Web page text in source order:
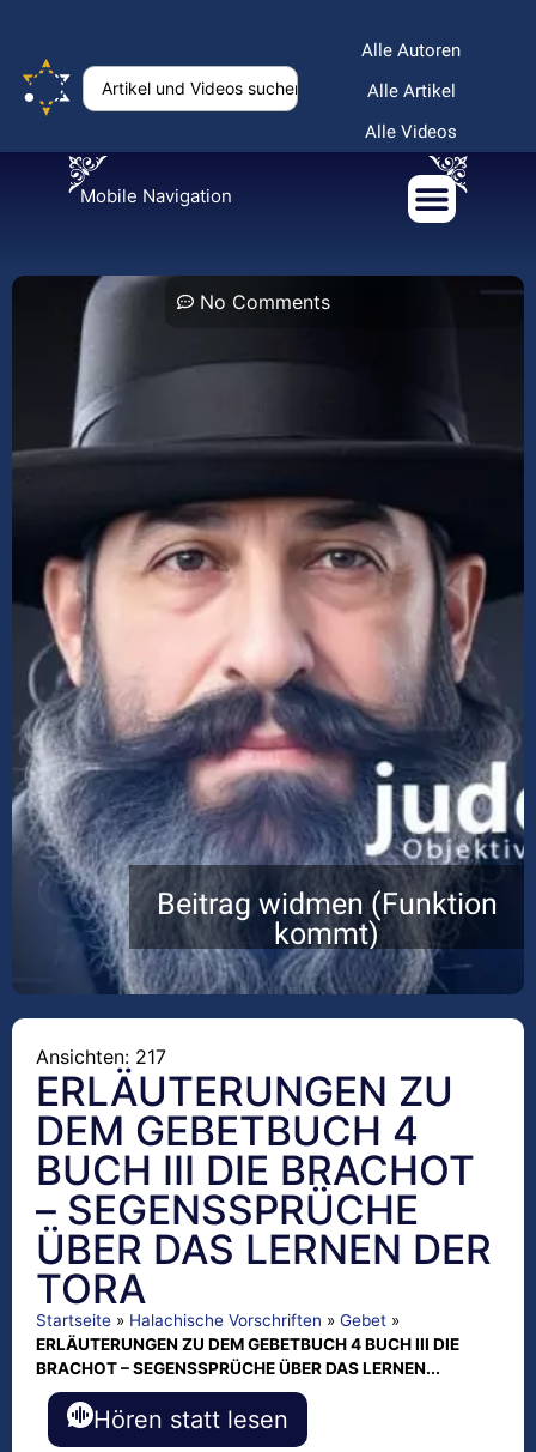
Alle Autoren
Alle Artikel
Alle Videos
Mobile Navigation
No Comments
Beitrag widmen (Funktion
kommt)
Ansichten: 217
ERLÄUTERUNGEN ZU
DEM GEBETBUCH 4
BUCH III DIE BRACHOT
– SEGENSSPRÜCHE
ÜBER DAS LERNEN DER
TORA
Startseite » Halachische Vorschriften » Gebet »
ERLÄUTERUNGEN ZU DEM GEBETBUCH 4 BUCH III DIE
BRACHOT – SEGENSSPRÜCHE ÜBER DAS LERNEN...
Hören statt lesen